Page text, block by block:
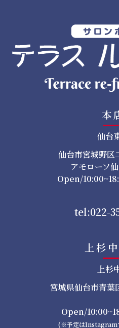
本
仙台
仙台市宮城野区
アモローソ
Open/
tel:022-
上杉
上杉
宮城県仙台市青葉
Open/
(※予定はInstagram